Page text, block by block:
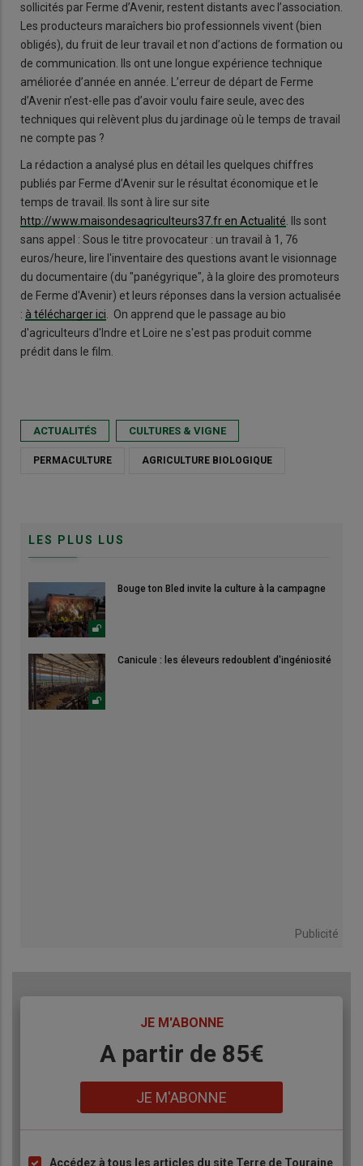
sollicités par Ferme d’Avenir, restent distants avec l’association.
Les producteurs maraîchers bio professionnels vivent (bien
obligés), du fruit de leur travail et non d’actions de formation ou
de communication. Ils ont une longue expérience technique
améliorée d’année en année. L’erreur de départ de Ferme
d’Avenir n’est-elle pas d’avoir voulu faire seule, avec des
techniques qui relèvent plus du jardinage où le temps de travail
ne compte pas ?
La rédaction a analysé plus en détail les quelques chiffres
publiés par Ferme d’Avenir sur le résultat économique et le
temps de travail. Ils sont à lire sur site
http://www.maisondesagriculteurs37.fr en Actualité . Ils sont
sans appel : Sous le titre provocateur : un travail à 1, 76
euros/heure, lire l'inventaire des questions avant le visionnage
du documentaire (du "panégyrique", à la gloire des promoteurs
de Ferme d'Avenir) et leurs réponses dans la version actualisée
: à télécharger ici . On apprend que le passage au bio
d'agriculteurs d'Indre et Loire ne s'est pas produit comme
prédit dans le film.
ACTUALITÉS CULTURES & VIGNE
PERMACULTURE AGRICULTURE BIOLOGIQUE
LES PLUS LUS
Bouge ton Bled invite la culture à la campagne
Canicule : les éleveurs redoublent d'ingéniosité
Publicité
JE M'ABONNE
A partir de 85€
JE M'ABONNE
Accédez à tous les articles du site Terre de Touraine